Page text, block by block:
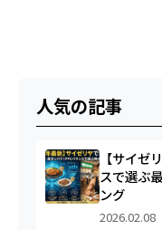
人気の記事
【サイゼ
スで選ぶ
ング
2026.02.08